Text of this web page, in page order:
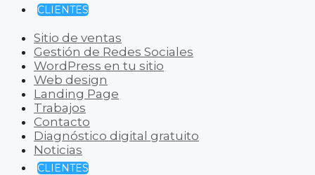
CLIENTES
Sitio de ventas
Gestión de Redes Sociales
WordPress en tu sitio
Web design
Landing Page
Trabajos
Contacto
Diagnóstico digital gratuito
Noticias
CLIENTES